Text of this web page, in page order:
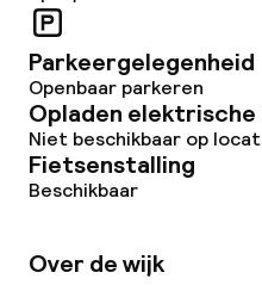
Ontbijtbuffet
Ontbijt à la carte
Roomservice
Dieetopties
Parkeergelegenheid
Openbaar parkeren
Opladen
Niet beschikbaar op
Fietsenstalling
Beschikbaar
Over de wijk